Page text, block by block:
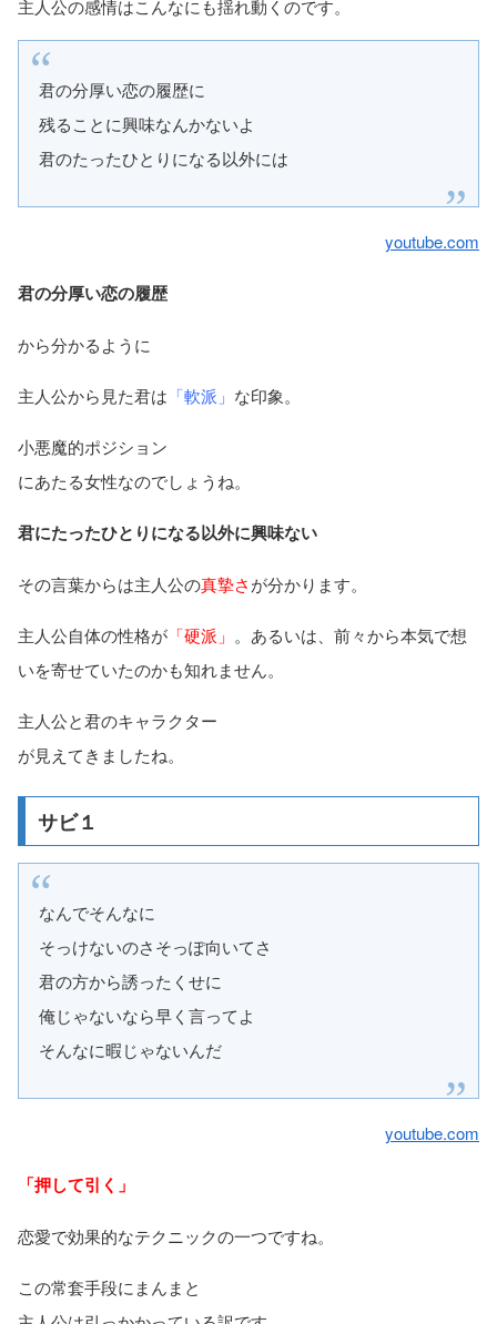
主人公の感情はこんなにも揺れ動くのです。
君の分厚い恋の履歴に
残ることに興味なんかないよ
君のたったひとりになる以外には
youtube.com
君の分厚い恋の履歴
から分かるように
主人公から見た君は 「軟派」 な印象。
小悪魔的ポジション
にあたる女性なのでしょうね。
君にたったひとりになる以外に興味ない
その言葉からは主人公の真摯さが分かります。
主人公自体の性格が 「硬派」 。あるいは、前々から本気で想
いを寄せていたのかも知れません。
主人公と君のキャラクター
が見えてきましたね。
サビ１
なんでそんなに
そっけないのさそっぽ向いてさ
君の方から誘ったくせに
俺じゃないなら早く言ってよ
そんなに暇じゃないんだ
youtube.com
「押して引く」
恋愛で効果的なテクニックの一つですね。
この常套手段にまんまと